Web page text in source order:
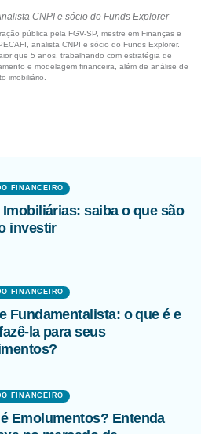
CNPI e sócio do Funds Explorer
pública pela FGV-SP, mestre em Finanças e
analista CNPI e sócio do Funds Explorer.
que 5 anos, trabalhando com estratégia de
e modelagem financeira, além de análise de
imobiliário.
FINANCEIRO
Imobiliárias: saiba o que são
investir
FINANCEIRO
Fundamentalista: o que é e
la para seus
FINANCEIRO
Emolumentos? Entenda